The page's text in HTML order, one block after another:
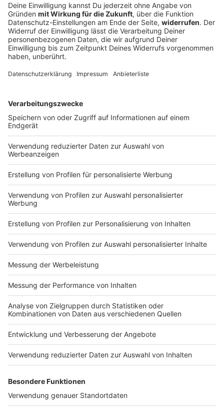
Müder FC Augsburg gewinnt Härtetest -
Kabadayi nach Kroatien
Der FC Augsburg rackert im Trainingslager. Mit
schweren Beinen gelingt Manuel Baums Mannschaft
Erstligisten.
DEINE GEMERKTEN ARTIKEL
Du hast dir noch keine Artikel gemerkt
Markiere sie hierfür mit einem
Impressum
Nutzungsbedingungen
Jobs
Presse
Werben
Archiv
ANTENNE BAYERN GROUP
Kontakt
Studio-Hotline
Verkehrs-Hotline
Newsletter